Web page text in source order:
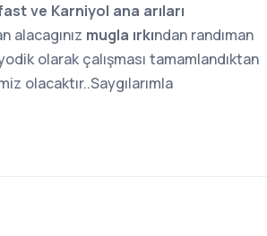
ve Karniyol ana arıları
alacagınız mugla ırkından randıman
olarak çalışması tamamlandıktan
olacaktır..Saygılarımla